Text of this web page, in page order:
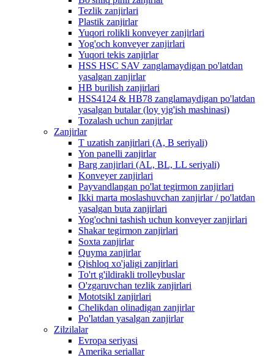
Tezlik zanjirlari
Plastik zanjirlar
Yuqori rolikli konveyer zanjirlari
Yog'och konveyer zanjirlari
Yuqori tekis zanjirlar
HSS HSC SAV zanglamaydigan po'latdan
yasalgan zanjirlar
HB burilish zanjirlari
HSS4124 & HB78 zanglamaydigan po'latdan
yasalgan butalar (loy yig'ish mashinasi)
Tozalash uchun zanjirlar
Zanjirlar
T uzatish zanjirlari (A, B seriyali)
Yon panelli zanjirlar
Barg zanjirlari (AL, BL, LL seriyali)
Konveyer zanjirlari
Payvandlangan po'lat tegirmon zanjirlari
Ikki marta moslashuvchan zanjirlar / po'latdan
yasalgan buta zanjirlari
Yog'ochni tashish uchun konveyer zanjirlari
Shakar tegirmon zanjirlari
Soxta zanjirlar
Quyma zanjirlar
Qishloq xo'jaligi zanjirlari
To'rt g'ildirakli trolleybuslar
O'zgaruvchan tezlik zanjirlari
Mototsikl zanjirlari
Chelikdan olinadigan zanjirlar
Po'latdan yasalgan zanjirlar
Zilzilalar
Evropa seriyasi
Amerika seriallar